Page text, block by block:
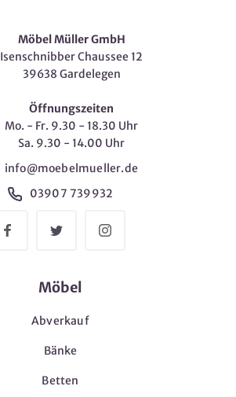
Möbel Müller GmbH
Isenschnibber Chaussee 12
39638 Gardelegen
Öffnungszeiten
Mo. - Fr. 9.30 - 18.30 Uhr
Sa. 9.30 - 14.00 Uhr
info@moebelmueller.de
03907 739932
Möbel
Abverkauf
Bänke
Betten